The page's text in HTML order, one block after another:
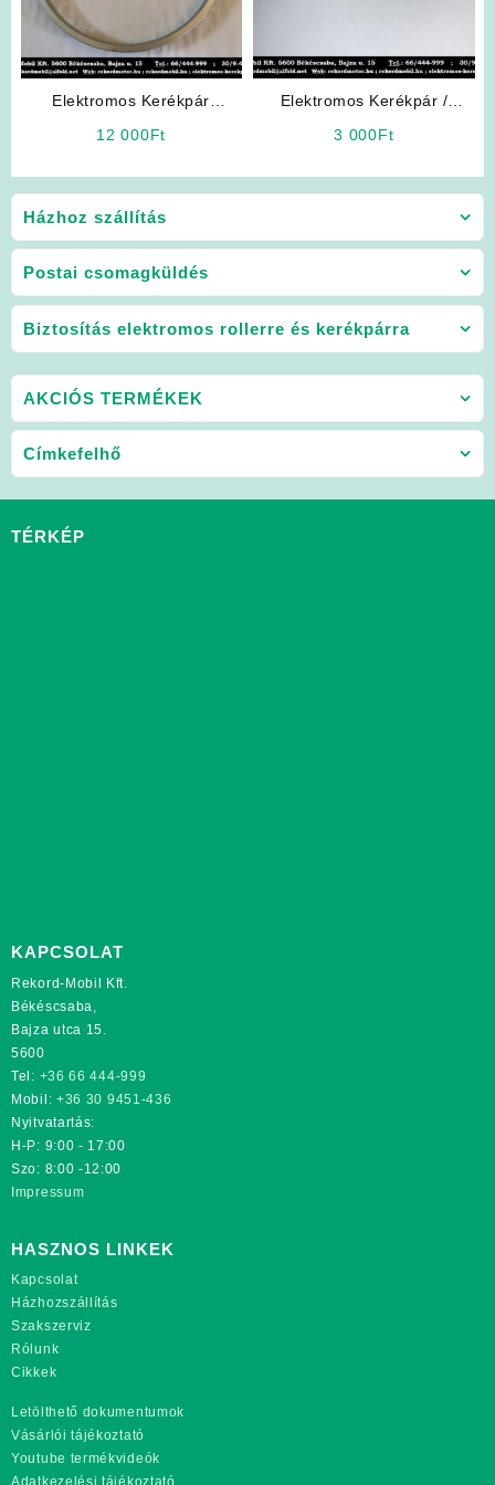
Házhoz szállítás
Postai csomagküldés
Biztosítás elektromos rollerre és kerékpárra
Elektromos Kerékpár
12 000Ft
Elektromos Kerékpár /
3 000Ft
AKCIÓS TERMÉKEK
Címkefelhő
TÉRKÉP
KAPCSOLAT
Rekord-Mobil Kft.
Békéscsaba,
Bajza utca 15.
5600
Tel: +36 66 444-999
Mobil: +36 30 9451-436
Nyitvatartás:
H-P: 9:00 - 17:00
Szo: 8:00 -12:00
Impressum
HASZNOS LINKEK
Kapcsolat
Házhozszállítás
Szakszerviz
Rólunk
Cikkek
Letölthető dokumentumok
Vásárlói tájékoztató
Youtube termékvideók
Adatkezelési tájékoztató